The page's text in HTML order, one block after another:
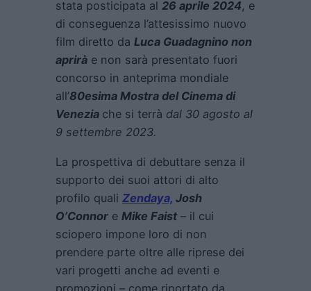
stata posticipata al 26 aprile 2024, e
di conseguenza l’attesissimo nuovo
film diretto da Luca Guadagnino non
aprirà e non sarà presentato fuori
concorso in anteprima mondiale
all’80esima Mostra del Cinema di
Venezia che si terrà dal 30 agosto al
9 settembre 2023.
La prospettiva di debuttare senza il
supporto dei suoi attori di alto
profilo quali Zendaya, Josh
O’Connor e Mike Faist – il cui
sciopero impone loro di non
prendere parte oltre alle riprese dei
vari progetti anche ad eventi e
promozioni – come riportato da